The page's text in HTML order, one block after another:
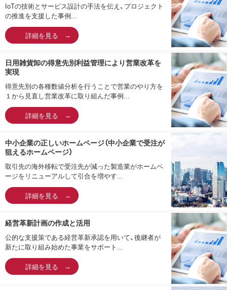
IoTの技術とサービス設計の手法を伝え、プロジェクト
の推進を支援した事例...
詳細を見る
日用雑貨卸の得意先別利益管理により営業改革を
実現
得意先別の各種数値分析を行うことで営業のやり方を
１から見直し営業改革に取り組んだ事例...
詳細を見る
中小企業の正しいホームページ（中小企業で受注が
狙えるホームページ）
取引先の海外移転で受注先が減った製造業がホームペ
ージをリニューアルして引合を増やす...
詳細を見る
経営革新計画の作成と活用
公的な支援策である経営革新承認を用いて、後継者が
新たに取り組み始めた事業をサポート...
詳細を見る